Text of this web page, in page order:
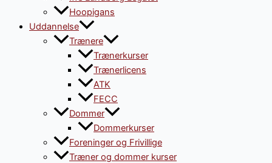
Hoopigans
Uddannelse
Trænere
Trænerkurser
Trænerlicens
ATK
FECC
Dommer
Dommerkurser
Foreninger og Frivillige
Træner og dommer kurser